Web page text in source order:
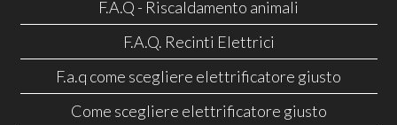
F.A.Q - Riscaldamento animali
F.A.Q. Recinti Elettrici
F.a.q come scegliere elettrificatore giusto
Come scegliere elettrificatore giusto